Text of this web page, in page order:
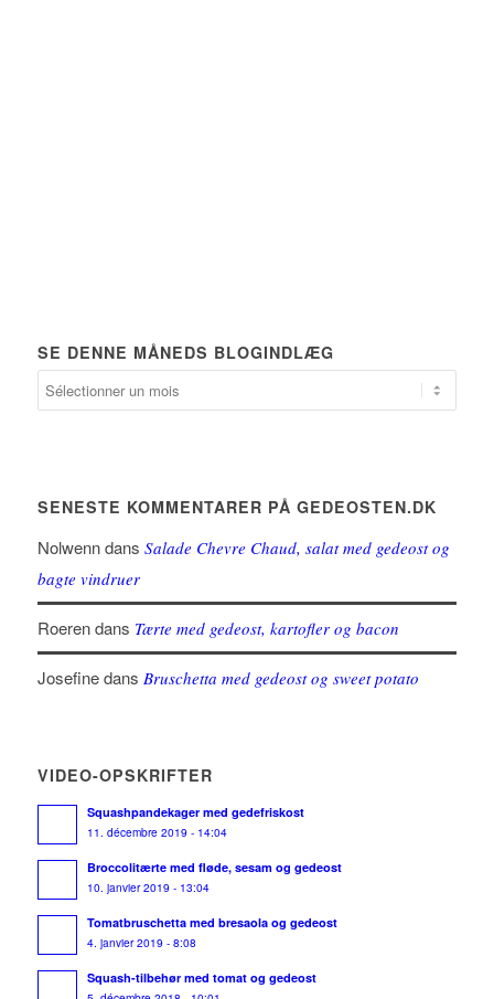
SE DENNE MÅNEDS BLOGINDLÆG
SENESTE KOMMENTARER PÅ GEDEOSTEN.DK
Nolwenndans Salade Chevre Chaud, salat med gedeost og
bagte vindruer
Roerendans Tærte med gedeost, kartofler og bacon
Josefinedans Bruschetta med gedeost og sweet potato
VIDEO-OPSKRIFTER
Squashpandekager med gedefriskost
11. décembre 2019 - 14:04
Broccolitærte med fløde, sesam og gedeost
10. janvier 2019 - 13:04
Tomatbruschetta med bresaola og gedeost
4. janvier 2019 - 8:08
Squash-tilbehør med tomat og gedeost